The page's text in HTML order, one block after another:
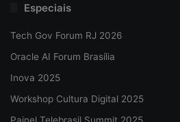
Especiais
Tech Gov Forum RJ 2026
Oracle AI Forum Brasília
Inova 2025
Workshop Cultura Digital 2025
Painel Telebrasil Summit 2025